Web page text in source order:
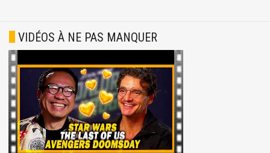
VIDÉOS À NE PAS MANQUER